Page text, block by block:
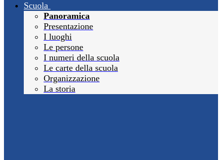
Scuola
Panoramica
Presentazione
I luoghi
Le persone
I numeri della scuola
Le carte della scuola
Organizzazione
La storia